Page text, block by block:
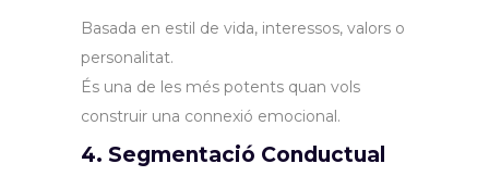
Basada en estil de vida, interessos, valors o
personalitat.
És una de les més potents quan vols
construir una connexió emocional.
4. Segmentació Conductual